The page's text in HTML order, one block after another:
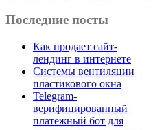
Последние посты
Как продает сайт-
лендинг в интернете
Системы вентиляции
пластикового окна
Telegram-
верифицированный
платежный бот для